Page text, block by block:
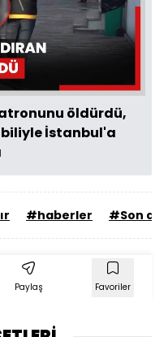
öldürdü,
İstanbul'a
#haberler #Son
Paylaş Favoriler